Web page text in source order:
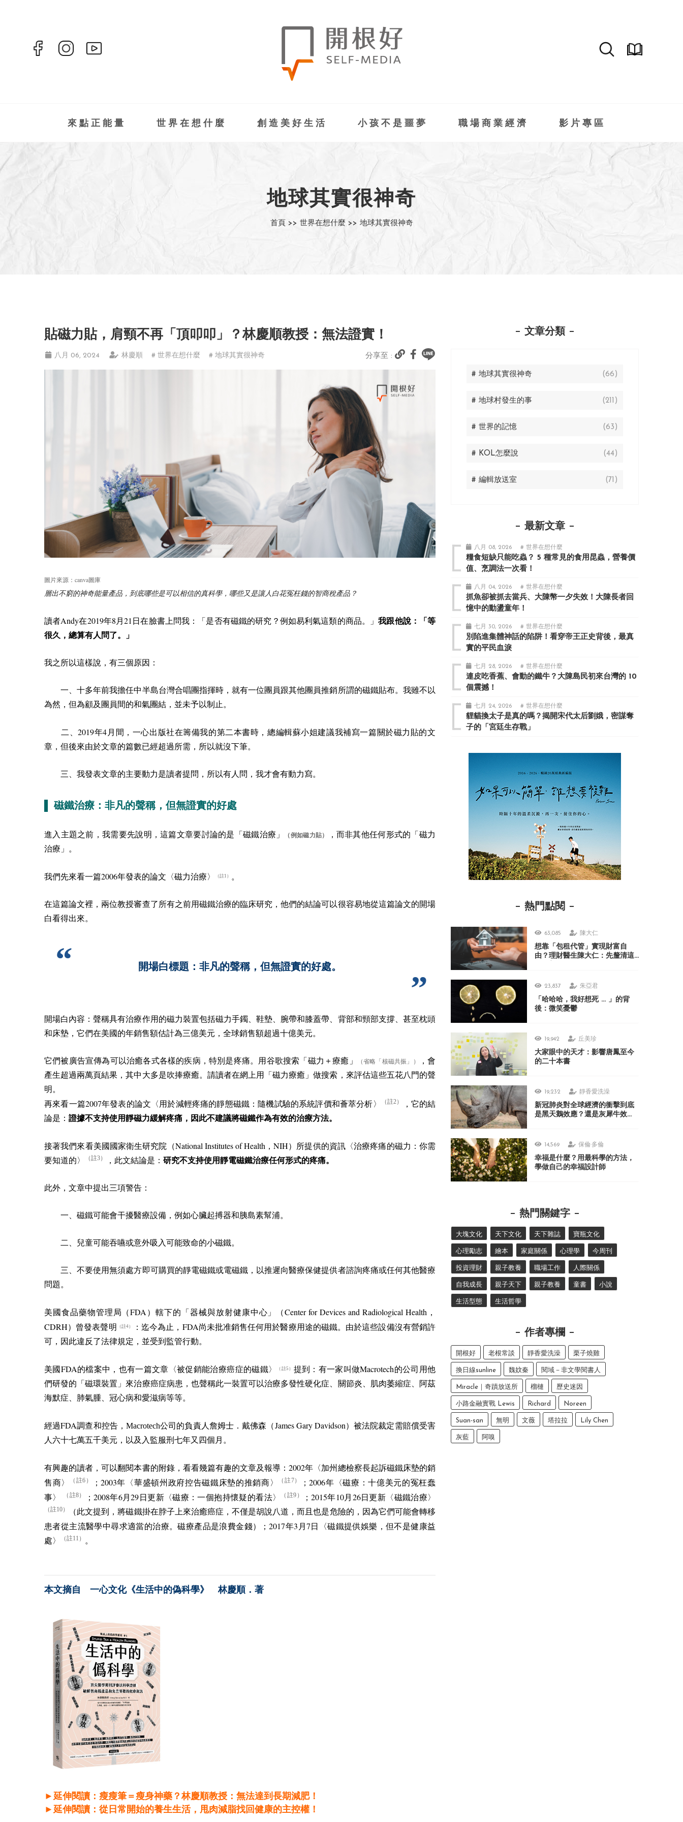
來點正能量 世界在想什麼 創造美好生活 小孩不是噩夢 職場商業經濟 影片專區
地球其實很神奇
首頁 >> 世界在想什麼 >> 地球其實很神奇
貼磁力貼，肩頸不再「頂叩叩」？林慶順教授：無法證實！
八月 06, 2024 林慶順 # 世界在想什麼 # 地球其實很神奇 分享至 :
圖片來源： canva圖庫
層出不窮的神奇能量產品，到底哪些是可以相信的真科學，哪些又是讓人白花冤枉錢的智商稅產品？
讀者Andy在2019年8 月21 日在臉書上問我：「是否有磁鐵的研究？例如易利氣這類的商品。」我跟他說：「等
很久，總算有人問了。」
我之所以這樣說，有三個原因：
一、十多年前我擔任中半島台灣合唱團指揮時，就有一位團員跟其他團員推銷所謂的磁鐵貼布。我雖不以
為然，但為顧及團員間的和氣團結，並未予以制止。
二、2019年4 月間，一心出版社在籌備我的第二本書時，總編輯蘇小姐建議我補寫一篇關於磁力貼的文
章，但後來由於文章的篇數已經超過所需，所以就沒下筆。
三、我發表文章的主要動力是讀者提問，所以有人問，我才會有動力寫。
▌ 磁鐵治療：非凡的聲稱，但無證實的好處
進入主題之前，我需要先說明，這篇文章要討論的是「磁鐵治療」 （例如磁力貼）
，而非其他任何形式的「磁力
治療」。
我們先來看一篇2006年發表的論文〈磁力治療〉 （註1） 。
在這篇論文裡，兩位教授審查了所有之前用磁鐵治療的臨床研究，他們的結論可以很容易地從這篇論文的開場
白看得出來。
開場白標題：非凡的聲稱，但無證實的好處。
開場白內容：聲稱具有治療作用的磁力裝置包括磁力手鐲、鞋墊、腕帶和膝蓋帶、背部和頸部支撐、甚至枕頭
和床墊，它們在美國的年銷售額估計為三億美元，全球銷售額超過十億美元。
它們被廣告宣傳為可以治癒各式各樣的疾病，特別是疼痛。用谷歌搜索「磁力＋療癒」 （省略「核磁共振」）
，會
產生超過兩萬頁結果，其中大多是吹捧療癒。請讀者在網上用「磁力療癒」做搜索，來評估這些五花八門的聲
明。
再來看一篇2007年發表的論文〈用於減輕疼痛的靜態磁鐵：隨機試驗的系統評價和薈萃分析〉 （註2）
，它的結
論是： 證據不支持使用靜磁力緩解疼痛，因此不建議將磁鐵作為有效的治療方法。
接著我們來看美國國家衛生研究院（National Institutes of Health，NIH）所提供的資訊〈治療疼痛的磁力：你需
要知道的〉
（註3） ，此文結論是： 研究不支持使用靜電磁鐵治療任何形式的疼痛。
此外，文章中提出三項警告：
一、磁鐵可能會干擾醫療設備，例如心臟起搏器和胰島素幫浦。
二、兒童可能吞嚥或意外吸入可能致命的小磁鐵。
三、不要使用無須處方即可購買的靜電磁鐵或電磁鐵，以推遲向醫療保健提供者諮詢疼痛或任何其他醫療
問題。
美國食品藥物管理局（FDA ）轄下的「器械與放射健康中心」（Center for Devices and Radiological Health，
CDRH）曾發表聲明 （註4） ：迄今為止， FDA尚未批准銷售任何用於醫療用途的磁鐵。由於這些設備沒有營銷許
可，因此違反了法律規定，並受到監管行動。
美國FDA的檔案中，也有一篇文章〈被促銷能治療癌症的磁鐵〉 （註5） 提到：有一家叫做Macrotech的公司用他
們研發的「磁環裝置」來治療癌症病患，也聲稱此一裝置可以治療多發性硬化症、關節炎、肌肉萎縮症、阿茲
海默症、肺氣腫、冠心病和愛滋病等等。
經過FDA調查和控告，Macrotech公司的負責人詹姆士．戴佛森（James Gary Davidson）被法院裁定需賠償受害
人六十七萬五千美元，以及入監服刑七年又四個月。
有興趣的讀者，可以翻閱本書的附錄，看看幾篇有趣的文章及報導：2002年〈加州總檢察長起訴磁鐵床墊的銷
售商〉
（註6） ； 2003年〈華盛頓州政府控告磁鐵床墊的推銷商〉 （註7） ；2006年〈磁療：十億美元的冤枉蠢
事〉
（註8） ； 2008年6月29 日更新〈磁療：一個抱持懷疑的看法〉 （註9） ； 2015年10月 26日更新〈磁鐵治療〉
（註10）
（此文提到，將磁鐵掛在脖子上來治癒癌症，不僅是胡說八道，而且也是危險的，因為它們可能會轉移
患者從主流醫學中尋求適當的治療。磁療產品是浪費金錢）；2017年3 月7 日〈磁鐵提供娛樂，但不是健康益
處〉
（註11） 。
本文摘自 一心文化《生活中的偽科學》 林慶順．著
►延伸閱讀：瘦瘦筆＝瘦身神藥？林慶順教授：無法達到長期減肥！
►延伸閱讀： 從日常開始的養生生活，甩肉減脂找回健康的主控權！
文章分類
# 地球其實很神奇 (66)
# 地球村發生的事 (211)
# 世界的記憶 (63)
# KOL怎麼說 (44)
# 編輯放送室 (71)
最新文章
八月 08, 2026 # 世界在想什麼
糧食短缺只能吃蟲？ 5 種常見的食用昆蟲，營養價
值、烹調法一次看！
八月 04, 2026 # 世界在想什麼
抓魚卻被抓去當兵、大陳幣一夕失效！大陳長者回
憶中的動盪童年！
七月 30, 2026 # 世界在想什麼
別陷進集體神話的陷阱！看穿帝王正史背後，最真
實的平民血淚
七月 28, 2026 # 世界在想什麼
連皮吃香蕉、會動的鐵牛？大陳島民初來台灣的 10
個震撼！
七月 24, 2026 # 世界在想什麼
貍貓換太子是真的嗎？揭開宋代太后劉娥，密謀奪
子的「宮廷生存戰」
熱門點閱
63,085 陳大仁
想靠「包租代管」實現財富自
由？理財醫生陳大仁：先釐清這
23,837 朱亞君
「哈哈哈，我好想死 ... 」的背
後：微笑憂鬱
19,942 丘美珍
大家眼中的天才：影響唐鳳至今
的二十本書
19,232 靜香愛洗澡
新冠肺炎對全球經濟的衝擊到底
是黑天鵝效應？還是灰犀牛效
14,569 保倫·多倫
幸福是什麼？用最科學的方法，
學做自己的幸福設計師
熱門關鍵字
大塊文化 天下文化 天下雜誌 寶瓶文化
心理勵志 繪本 家庭關係 心理學 今周刊
投資理財 親子教養 職場工作 人際關係
自我成長 親子天下 親子教養 童書 小說
生活型態 生活哲學
作者專欄
開根好 老根常談 靜香愛洗澡 栗子燒雞
換日線sunline 魏妏秦 閱域－非文學閱書人
Miracle｜奇蹟放送所 榴槤 歷史迷因
小路金融實戰 Lewis Richard Noreen
Suan-san 無明 文薇 塔拉拉 Lily Chen
灰藍 阿嗅